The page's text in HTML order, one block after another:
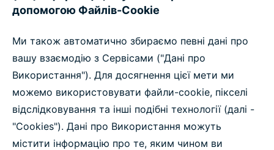
допомогою Файлів-Cookie
Ми також автоматично збираємо певні дані про
вашу взаємодію з Сервісами ("Дані про
Використання"). Для досягнення цієї мети ми
можемо використовувати файли-cookie, пікселі
відслідковування та інші подібні технології (далі -
"Cookies"). Дані про Використання можуть
містити інформацію про те, яким чином ви